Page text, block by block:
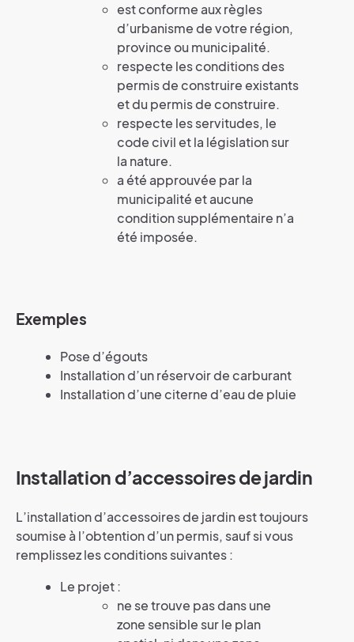
est conforme aux règles
d’urbanisme de votre région,
province ou municipalité.
respecte les conditions des
permis de construire existants
et du permis de construire.
respecte les servitudes, le
code civil et la législation sur
la nature.
a été approuvée par la
municipalité et aucune
condition supplémentaire n’a
été imposée.
Exemples
Pose d’égouts
Installation d’un réservoir de carburant
Installation d’une citerne d’eau de pluie
Installation d’accessoires de jardin
L’installation d’accessoires de jardin est toujours
soumise à l’obtention d’un permis, sauf si vous
remplissez les conditions suivantes :
Le projet :
ne se trouve pas dans une
zone sensible sur le plan